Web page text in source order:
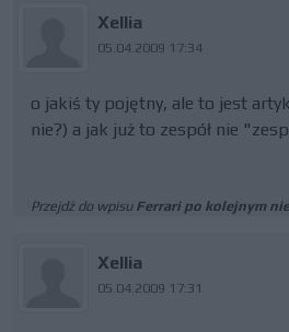
Xellia
05.04.2009 17:34
o jakiś ty pojętny, ale to jest
nie?) a jak już to zespół nie
Przejdź do wpisu Ferrari po kolejnym
Xellia
05.04.2009 17:31